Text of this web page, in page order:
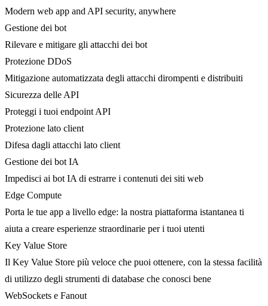
Modern web app and API security, anywhere
Gestione dei bot
Rilevare e mitigare gli attacchi dei bot
Protezione DDoS
Mitigazione automatizzata degli attacchi dirompenti e distribuiti
Sicurezza delle API
Proteggi i tuoi endpoint API
Protezione lato client
Difesa dagli attacchi lato client
Gestione dei bot IA
Impedisci ai bot IA di estrarre i contenuti dei siti web
Edge Compute
Porta le tue app a livello edge: la nostra piattaforma istantanea ti
aiuta a creare esperienze straordinarie per i tuoi utenti
Key Value Store
Il Key Value Store più veloce che puoi ottenere, con la stessa facilità
di utilizzo degli strumenti di database che conosci bene
WebSockets e Fanout